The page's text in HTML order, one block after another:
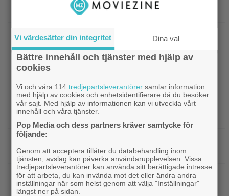
Neills sista roller
TV-spel|Arga föräldrar ringde ner Nintendo –
spelkaraktären ”ser ut som en penis”
Kommande filmer
skurken Ganondorf i ”The Legend of Zelda”
Casting |Jim Carrey klar för ny långfilm –
baserad på älskad animerad serie
Casting
Connor kan bli nye Cyclops
Bioaktuellt| Nya svenska filmen kallas ”årets
charmigaste komedi” – nu på bio
Vi värdesätter din integritet Dina val
Bättre innehåll och tjänster med hjälp av
cookies
Vi och våra 114tredjepartsleverantörer samlar information
med hjälp av cookies och enhetsidentifierare då du besöker
vår sajt. Med hjälp av informationen kan vi utveckla vårt
innehåll och våra tjänster.
Pop Media och dess partners kräver samtycke för
följande:
Genom att acceptera tillåter du databehandling inom
tjänsten, avslag kan påverka användarupplevelsen. Vissa
tredjepartsleverantörer kan använda sitt berättigade intresse
för att arbeta, du kan invända mot det eller ändra andra
inställningar när som helst genom att välja "Inställningar"
längst ner på sidan.